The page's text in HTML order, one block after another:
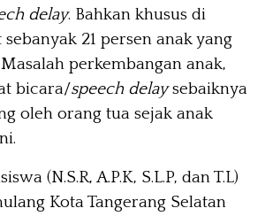
delay. Bahkan khusus di
21 persen anak yang
perkembangan anak,
bicara/speech delaysebaiknya
oleh orang tua sejak anak
(N.S.R, A.P.K, S.L.P, dan T.L)
Kota Tangerang Selatan